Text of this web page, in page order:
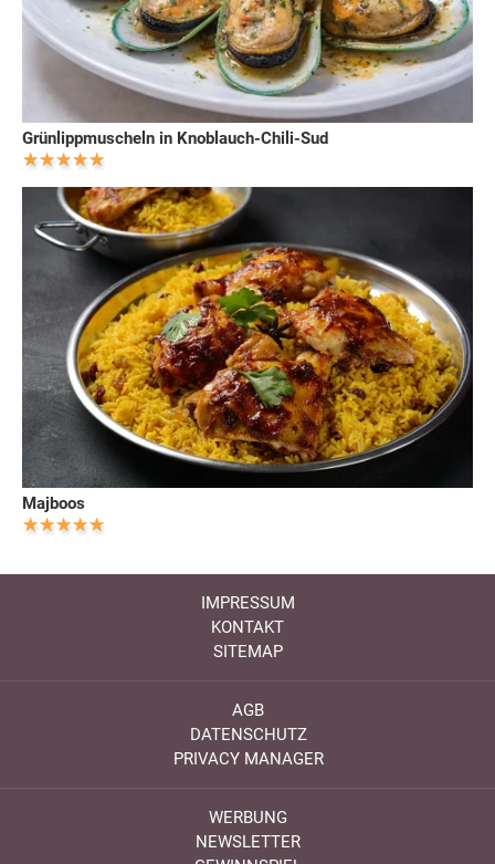
Grünlippmuscheln in Knoblauch-Chili-Sud
Majboos
IMPRESSUM
KONTAKT
SITEMAP
AGB
DATENSCHUTZ
PRIVACY MANAGER
WERBUNG
NEWSLETTER